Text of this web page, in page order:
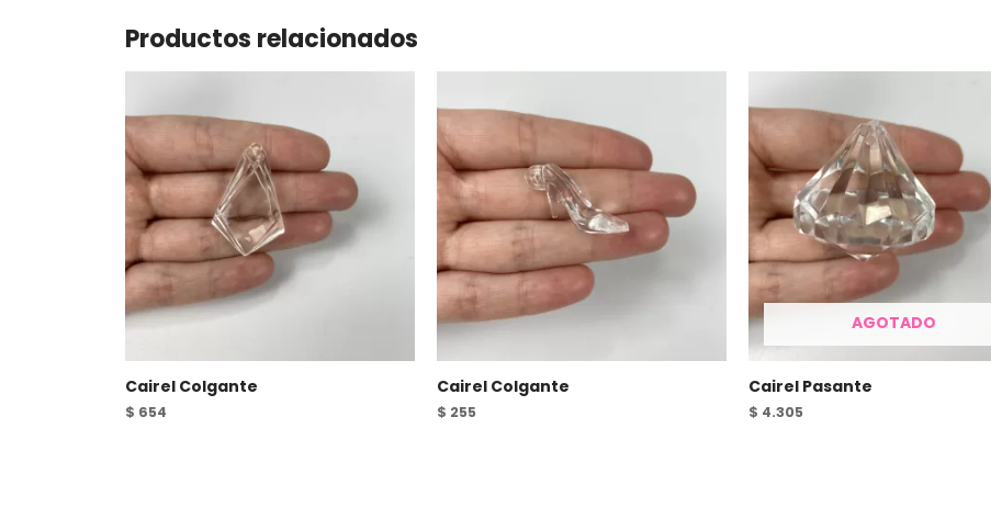
Productos relacionados
Cairel Colgante
$ 654
Cairel Colgante
$ 255
AGOTADO
Cairel Pasante
$ 4.305